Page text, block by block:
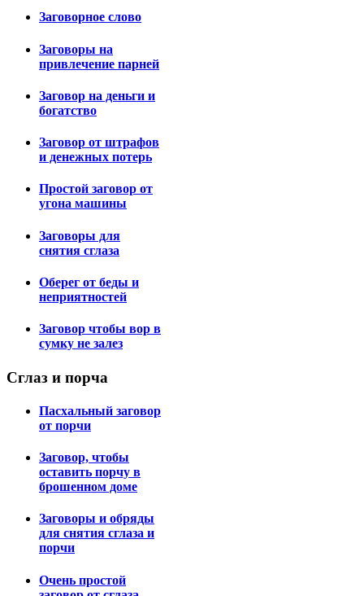
Заговорное слово
Заговоры на
привлечение парней
Заговор на деньги и
богатство
Заговор от штрафов
и денежных потерь
Простой заговор от
угона машины
Заговоры для
снятия сглаза
Оберег от беды и
неприятностей
Заговор чтобы вор в
сумку не залез
Сглаз и порча
Пасхальный заговор
от порчи
Заговор, чтобы
оставить порчу в
брошенном доме
Заговоры и обряды
для снятия сглаза и
порчи
Очень простой